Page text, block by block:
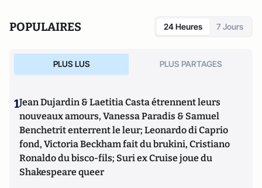
POPULAIRES 24 Heures 7 Jours
PLUS LUS PLUS PARTAGES
1Jean Dujardin & Laetitia Casta étrennent leurs
nouveaux amours, Vanessa Paradis & Samuel
Benchetrit enterrent le leur; Leonardo di Caprio
fond, Victoria Beckham fait du brukini, Cristiano
Ronaldo du bisco-fils; Suri ex Cruise joue du
Shakespeare queer